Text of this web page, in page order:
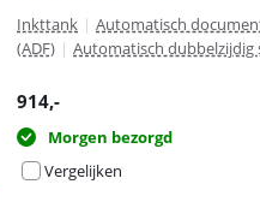
Inkttank | Automatisch
(ADF) | Automatisch dubbelzijdig
914,-
Morgen bezorgd
Vergelijken